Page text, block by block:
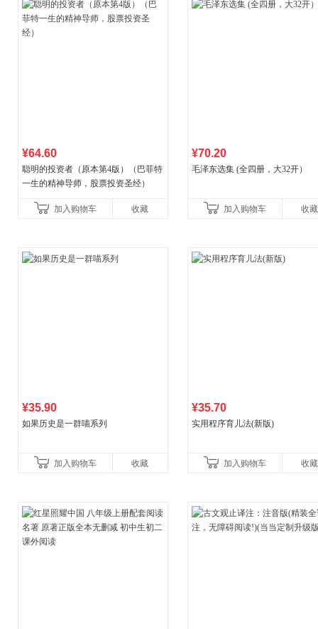
¥64.60
聪明的投资者（原本第4版）（巴菲特
一生的精神导师，股票投资圣经）
加入购物车 收藏
¥70.20
毛泽东选集 (全四册，大32开）
加入购物车 收藏
¥35.90
如果历史是一群喵系列
加入购物车 收藏
¥35.70
实用程序育儿法(新版)
加入购物车 收藏